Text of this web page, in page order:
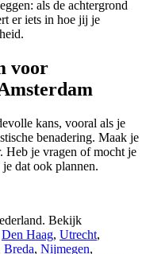
als de achtergrond
er iets in hoe jij je
voor
kans, vooral als je
benadering. Maak je
Heb je vragen of mocht je
dat ook plannen.
Bekijk
Den Haag, Utrecht,
Breda, Nijmegen,